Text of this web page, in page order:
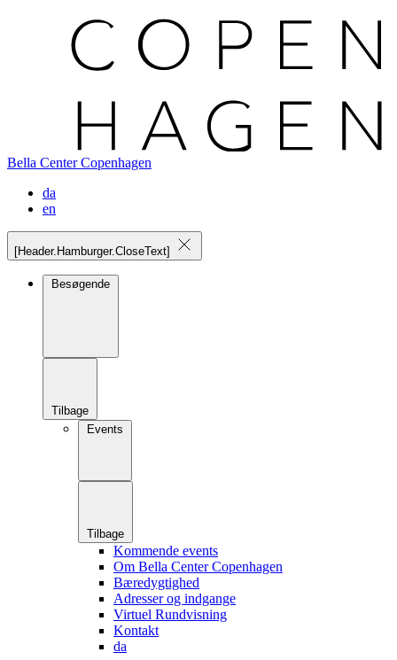
Bella Center Copenhagen
da
en
[Header.Hamburger.CloseText]
Besøgende
Tilbage
Events
Tilbage
Kommende events
Om Bella Center Copenhagen
Bæredygtighed
Adresser og indgange
Virtuel Rundvisning
Kontakt
da